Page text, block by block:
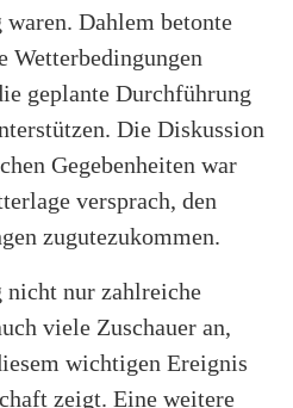
Dahlem betonte
Wetterbedingungen
geplante Durchführung
Die Diskussion
Gegebenheiten war
versprach, den
zugutezukommen.
nicht nur zahlreiche
viele Zuschauer an,
wichtigen Ereignis
zeigt. Eine weitere